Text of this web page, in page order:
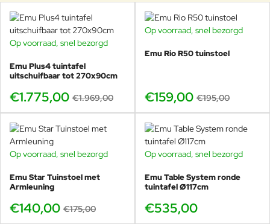
-10%
Op voorraad, snel bezorgd
Emu Plus4 tuintafel
uitschuifbaar tot 270x90cm
€1.775,00 €1.969,00
-18%
Op voorraad, snel bezorgd
Emu Rio R50 tuinstoel
€159,00 €195,00
-20%
Op voorraad, snel bezorgd
Emu Star Tuinstoel met
Armleuning
€140,00 €175,00
Op voorraad, snel bezorgd
Emu Table System ronde
tuintafel Ø117cm
€535,00